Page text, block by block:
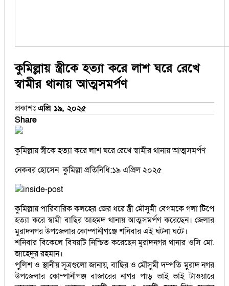
কুমিল্লায় স্ত্রীকে হত্যা করে লাশ ঘরে রেখে
স্বামীর থানায় আত্মসমর্পণ
প্রকাশঃএপ্রি ১৯, ২০২৫
Share
কুমিল্লায় স্ত্রীকে হত্যা করে লাশ ঘরে রেখে স্বামীর থানায় আত্মসমর্পণ
নেকবর হোসেন কুমিল্লা প্রতিনিধি:১৯ এপ্রিল ২০২৫
কুমিল্লায় পারিবারিক কলহের জের ধরে স্ত্রী মৌসুমী বেগমকে গলা টিপে
হত্যা করে স্বামী বাছির আহমদ থানায় আত্মসমর্পণ করেছেন। জেলার
মুরাদনগর উপজেলার কোম্পানীগঞ্জে শনিবার এই ঘটনা ঘটে।
শনিবার বিকেলে বিষয়টি নিশ্চিত করেছেন মুরাদনগর থানার ওসি মো.
জাহেদুর রহমান।
পুলিশ ও স্থানীয় সূত্রগুলো জানায়, বাছির ও মৌসুমী দম্পতি মুরাদ নগর
উপজেলার কোম্পানীগঞ্জ বাজারের নাগর পাড় ভাই ভাই টাওয়ারে